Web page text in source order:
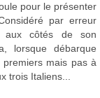
pour le présenter
par erreur
aux côtés de son
lorsque débarque
mais pas à
trois Italiens...